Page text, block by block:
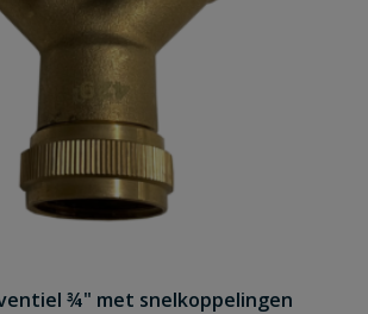
¾" met snelkoppelingen